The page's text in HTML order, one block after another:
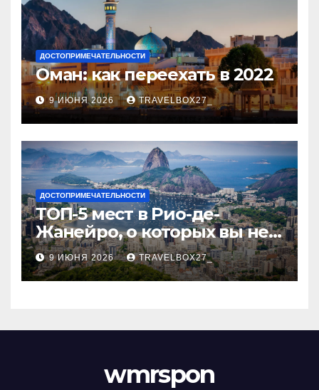
ДОСТОПРИМЕЧАТЕЛЬНОСТИ
Оман: как переехать в 2022
9 ИЮНЯ 2026 TRAVELBOX27_
ДОСТОПРИМЕЧАТЕЛЬНОСТИ
ТОП-5 мест в Рио-де-
Жанейро, о которых вы не
знали
9 ИЮНЯ 2026 TRAVELBOX27_
wmrspon